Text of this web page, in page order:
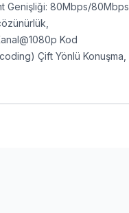
Genişliği: 80Mbps/80Mbps
Kod
Çift Yönlü Konuşma,